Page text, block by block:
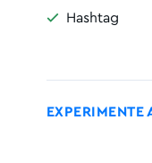
 Hashtag
EXPERIMENTE